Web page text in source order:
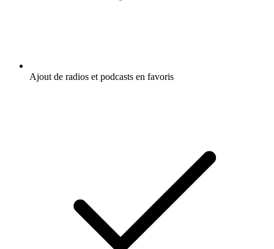
Ajout de radios et podcasts en favoris